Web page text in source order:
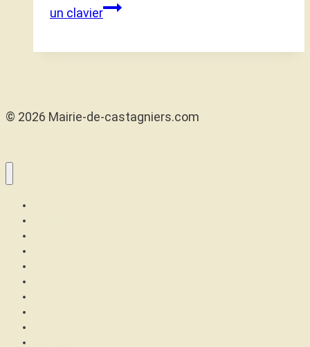
un clavier
© 2026 Mairie-de-castagniers.com